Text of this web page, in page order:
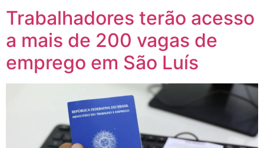
Trabalhadores terão acesso
a mais de 200 vagas de
emprego em São Luís